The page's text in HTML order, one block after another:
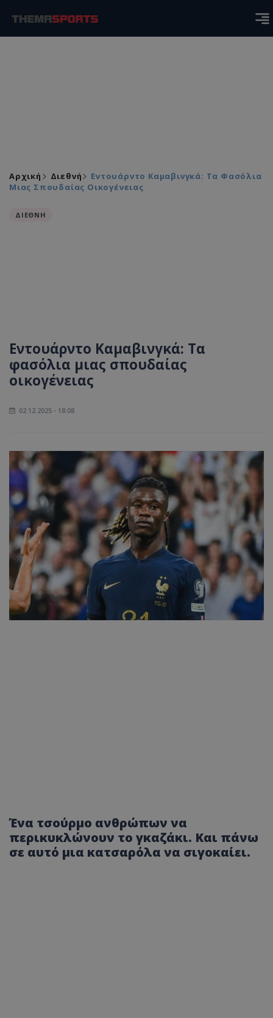
Αρχική Διεθνή
Εντουάρντο Καμαβινγκά: Τα Φασόλια
Μιας Σπουδαίας Οικογένειας
ΔΙΕΘΝΗ
Εντουάρντο Καμαβινγκά: Τα
φασόλια μιας σπουδαίας
οικογένειας
02.12.2025 - 18:08
Ένα τσούρμο ανθρώπων να
περικυκλώνουν το γκαζάκι. Και πάνω
σε αυτό μια κατσαρόλα να σιγοκαίει.